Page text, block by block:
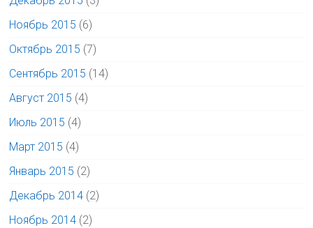
Ноябрь 2015 (6)
Октябрь 2015 (7)
Сентябрь 2015 (14)
Август 2015 (4)
Июль 2015 (4)
Март 2015 (4)
Январь 2015 (2)
Декабрь 2014 (2)
Ноябрь 2014 (2)